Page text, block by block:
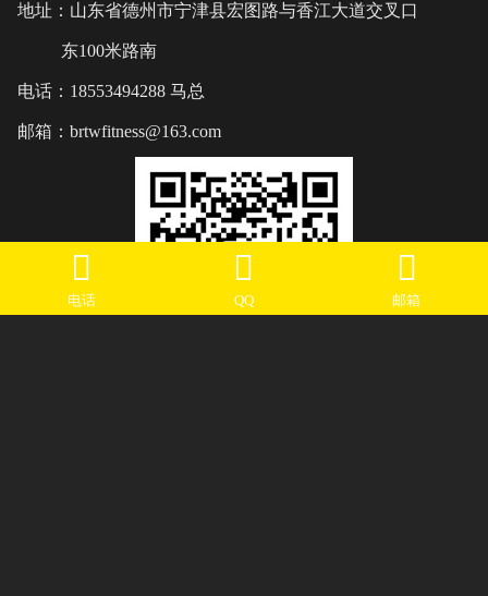
地址：山东省德州市宁津县宏图路与香江大道交叉口
东100米路南
电话：18553494288 马总
邮箱：brtwfitness@163.com
电话 QQ 邮箱